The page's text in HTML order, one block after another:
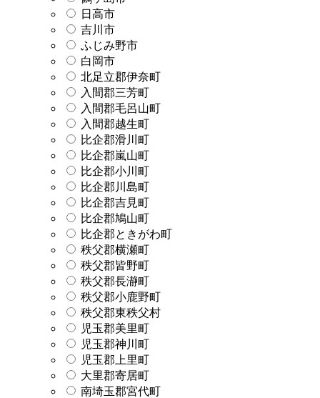
日高市
吉川市
ふじみ野市
白岡市
北足立郡伊奈町
入間郡三芳町
入間郡毛呂山町
入間郡越生町
比企郡滑川町
比企郡嵐山町
比企郡小川町
比企郡川島町
比企郡吉見町
比企郡鳩山町
比企郡ときがわ町
秩父郡横瀬町
秩父郡皆野町
秩父郡長瀞町
秩父郡小鹿野町
秩父郡東秩父村
児玉郡美里町
児玉郡神川町
児玉郡上里町
大里郡寄居町
南埼玉郡宮代町